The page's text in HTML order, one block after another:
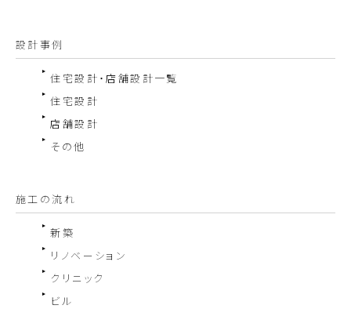
設計事例
住宅設計・店舗設計一覧
住宅設計
店舗設計
その他
施工の流れ
新築
リノベーション
クリニック
ビル